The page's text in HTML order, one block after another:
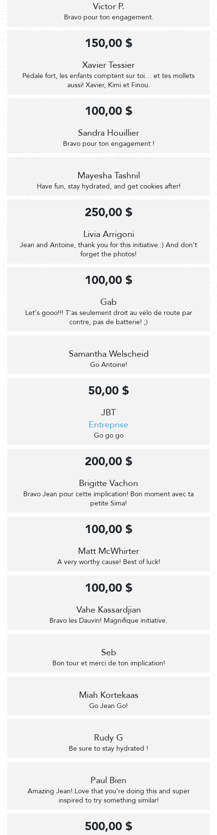
Victor P.
Bravo pour ton engagement.
Xavier Tessier
Pédale fort, les enfants comptent sur toi… et tes mollets
aussi! Xavier, Kimi et Finou.
150,00 $
Sandra Houillier
Bravo pour ton engagement !
100,00 $
Mayesha Tashnil
Have fun, stay hydrated, and get cookies after!
Livia Arrigoni
Jean and Antoine, thank you for this initiative :) And don't
forget the photos!
250,00 $
Gab
Let's gooo!!! T'as seulement droit au vélo de route par
contre, pas de batterie! ;)
100,00 $
Samantha Welscheid
Go Antoine!
JBT
Entreprise
Go go go
50,00 $
Brigitte Vachon
Bravo Jean pour cette implication! Bon moment avec ta
petite Sima!
200,00 $
Matt McWhirter
A very worthy cause! Best of luck!
100,00 $
Vahe Kassardjian
Bravo les Dauvin! Magnifique initiative.
100,00 $
Seb
Bon tour et merci de ton implication!
Miah Kortekaas
Go Jean Go!
Rudy G
Be sure to stay hydrated !
Paul Bien
Amazing Jean! Love that you’re doing this and super
inspired to try something similar!
500,00 $